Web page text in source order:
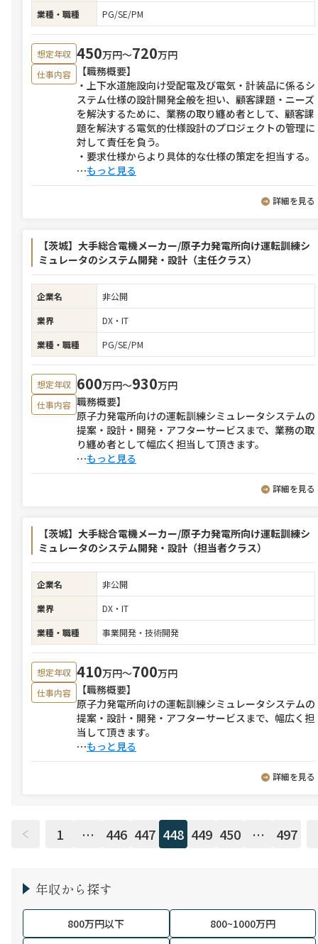
業種・職種
PG/SE/PM
想定年収 450万円〜720万円
仕事内容
【職務概要】
・上下水道施設向け受配電及び電気・計装品に係るシ
ステム仕様の設計開発全般を担い、顧客課題・ニーズ
を解決するために、業務の取り纏め者として、顧客課
題を解決する電気的仕様設計のプロジェクトの管理に
対して責任を負う。
・要求仕様からより具体的な仕様の策定を担当する。
⋯もっと見る
詳細を見る
【茨城】大手総合電機メーカー/原子力発電所向け運転訓練シ
ミュレータのシステム開発・設計（主任クラス）
企業名
非公開
業界
DX・IT
業種・職種
PG/SE/PM
想定年収 600万円〜930万円
仕事内容 職務概要】
原子力発電所向けの運転訓練シミュレータシステムの
提案・設計・開発・アフターサービスまで、業務の取
り纏め者として幅広く担当して頂きます。
⋯もっと見る
詳細を見る
【茨城】大手総合電機メーカー/原子力発電所向け運転訓練シ
ミュレータのシステム開発・設計（担当者クラス）
企業名
非公開
業界
DX・IT
業種・職種
事業開発・技術開発
想定年収 410万円〜700万円
仕事内容
【職務概要】
原子力発電所向けの運転訓練シミュレータシステムの
提案・設計・開発・アフターサービスまで、幅広く担
当して頂きます。
⋯もっと見る
詳細を見る
1 … 446 447 448 449 450 … 497
年収から探す
800万円以下
800~1000万円